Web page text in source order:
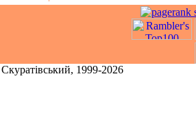
1999-2026